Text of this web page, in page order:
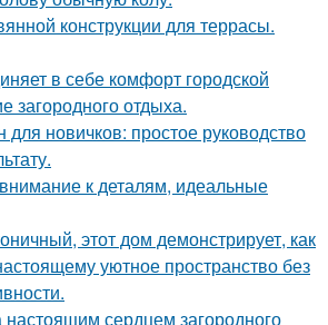
конструкции для террасы.
в себе комфорт городской
загородного отдыха.
для новичков: простое руководство
к деталям, идеальные
этот дом демонстрирует, как
уютное пространство без
настоящим сердцем загородного